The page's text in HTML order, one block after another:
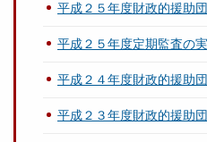
平成２５年度財政的援助
平成２５年度定期監査の
平成２４年度財政的援助
平成２３年度財政的援助